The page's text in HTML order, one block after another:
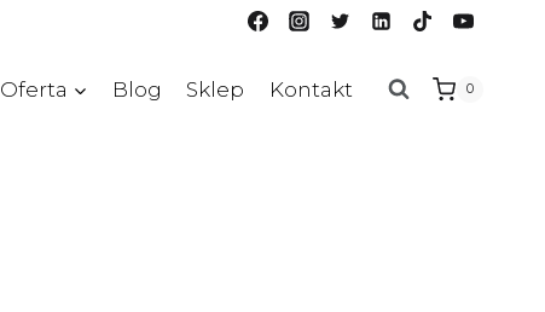
Oferta Blog Sklep Kontakt 0